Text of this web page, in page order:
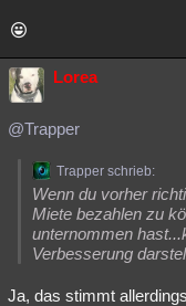
Lorea
@Trapper
Trapper schrieb:
Wenn du vorher
Miete bezahlen zu
unternommen
Verbesserung
Ja, das stimmt